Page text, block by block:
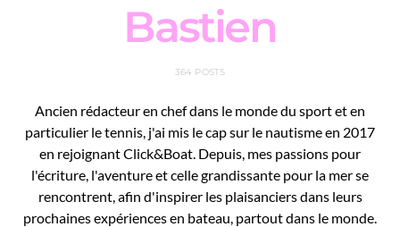
Bastien
364 POSTS
Ancien rédacteur en chef dans le monde du sport et en
particulier le tennis, j'ai mis le cap sur le nautisme en 2017
en rejoignant Click&Boat. Depuis, mes passions pour
l'écriture, l'aventure et celle grandissante pour la mer se
rencontrent, afin d'inspirer les plaisanciers dans leurs
prochaines expériences en bateau, partout dans le monde.